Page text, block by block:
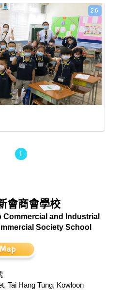
26
1
會商會學校
Commercial and Industrial
Society School
Tai Hang Tung, Kowloon